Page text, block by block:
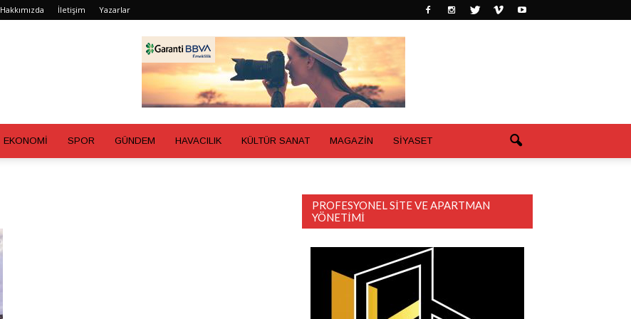
Hakkımızda İletişim Yazarlar
EKONOMİ SPOR GÜNDEM HAVACILIK KÜLTÜR SANAT MAGAZİN SİYASET
PROFESYONEL SITE VE APARTMAN
YÖNETIMI